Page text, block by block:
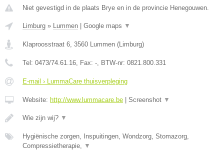
Niet gevestigd in de plaats Brye en in de provincie Henegouwen.
Limburg » Lummen Google maps ▼
Klaproosstraat 6, 3560 Lummen (Limburg)
Tel: 0473/74.61.16, Fax: -, BTW-nr: 0821.800.331
E-mail › LummaCare thuisverpleging
Website: http://www.lummacare.be Screenshot ▼
Wie zijn wij? ▼
Hygiënische zorgen, Inspuitingen, Wondzorg, Stomazorg,
Compressietherapie, ▼